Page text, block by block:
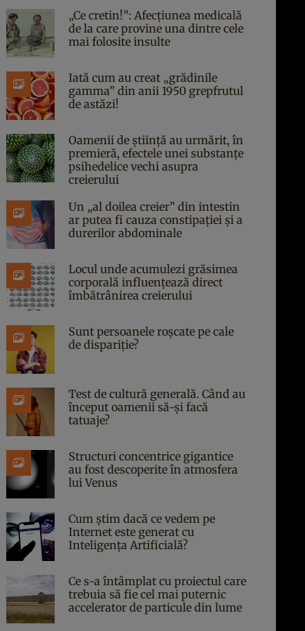
„Ce cretin!”: Afecțiunea medicală
de la care provine una dintre cele
mai folosite insulte
Iată cum au creat „grădinile
gamma” din anii 1950 grepfrutul
de astăzi!
Oamenii de știință au urmărit, în
premieră, efectele unei substanțe
psihedelice vechi asupra
creierului
Un „al doilea creier” din intestin
ar putea fi cauza constipației și a
durerilor abdominale
Locul unde acumulezi grăsimea
corporală influențează direct
îmbătrânirea creierului
Sunt persoanele roșcate pe cale
de dispariție?
Test de cultură generală. Când au
început oamenii să-și facă
tatuaje?
Structuri concentrice gigantice
au fost descoperite în atmosfera
lui Venus
Cum știm dacă ce vedem pe
Internet este generat cu
Inteligența Artificială?
Ce s-a întâmplat cu proiectul care
trebuia să fie cel mai puternic
accelerator de particule din lume